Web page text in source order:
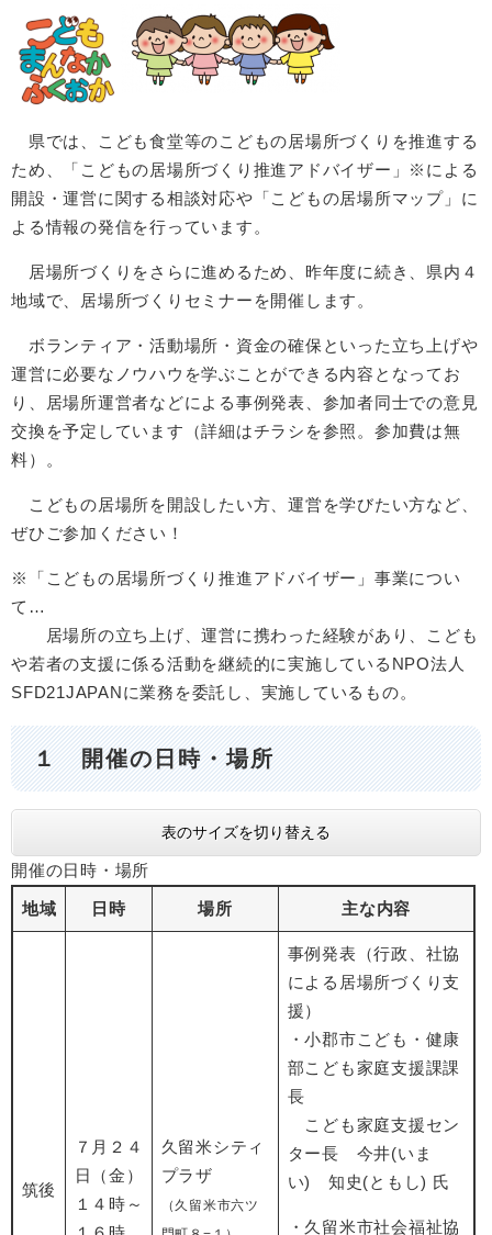
県では、こども食堂等のこどもの居場所づくりを推進する
ため、「こどもの居場所づくり推進アドバイザー」※による
開設・運営に関する相談対応や「こどもの居場所マップ」に
よる情報の発信を行っています。
居場所づくりをさらに進めるため、昨年度に続き、県内４
地域で、居場所づくりセミナーを開催します。
ボランティア・活動場所・資金の確保といった立ち上げや
運営に必要なノウハウを学ぶことができる内容となってお
り、居場所運営者などによる事例発表、参加者同士での意見
交換を予定しています（詳細はチラシを参照。参加費は無
料）。
こどもの居場所を開設したい方、運営を学びたい方など、
ぜひご参加ください！
※「こどもの居場所づくり推進アドバイザー」事業につい
て…
居場所の立ち上げ、運営に携わった経験があり、こども
や若者の支援に係る活動を継続的に実施しているNPO法人
SFD21JAPANに業務を委託し、実施しているもの。
１ 開催の日時・場所
表のサイズを切り替える
開催の日時・場所
地域 日時 場所 主な内容
筑後
７月２４
日（金）
１４時～
久留米シティ
プラザ​
（久留米市六ツ
事例発表（行政、社協
による居場所づくり支
援）
・小郡市こども・健康
部こども家庭支援課課
長
こども家庭支援セン
ター長 今井(いま
い) 知史(ともし) 氏
・久留米市社会福祉協